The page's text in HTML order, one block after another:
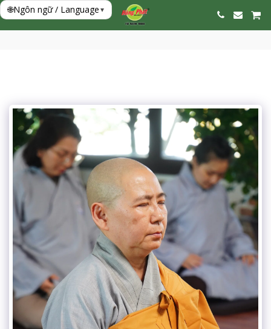
🌐Ngôn ngữ / Language▾